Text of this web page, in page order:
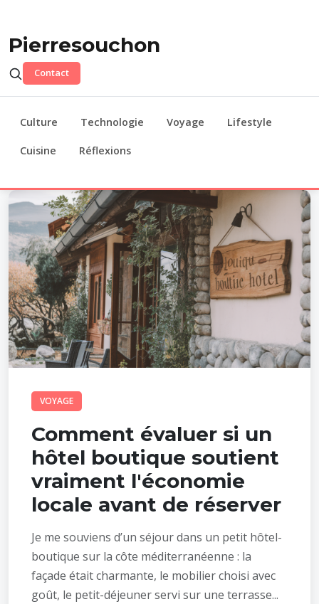
Pierresouchon
Contact
Culture Technologie Voyage Lifestyle
Cuisine Réflexions
VOYAGE
Comment évaluer si un
hôtel boutique soutient
vraiment l'économie
locale avant de réserver
Je me souviens d’un séjour dans un petit hôtel-
boutique sur la côte méditerranéenne : la
façade était charmante, le mobilier choisi avec
goût, le petit-déjeuner servi sur une terrasse...